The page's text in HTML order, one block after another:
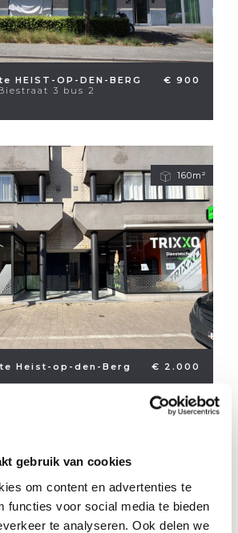
gebruik van cookies
om content en advertenties te
functies voor social media te bieden
te analyseren. Ook delen we
HEIST-OP-DEN-BERG
3 bus 2
€ 900
160m²
Heist-op-den-Berg
€ 2.000